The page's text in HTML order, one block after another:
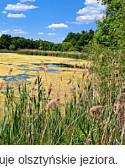
olsztyńskie jeziora.